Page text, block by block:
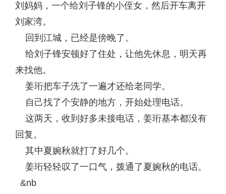
刘妈妈，一个给刘子锋的小侄女，然后开车离开
刘家湾。
回到江城，已经是傍晚了。
给刘子锋安顿好了住处，让他先休息，明天再
来找他。
姜珩把车子洗了一遍才还给老同学。
自己找了个安静的地方，开始处理电话。
这两天，收到好多未接电话，姜珩基本都没有
回复。
其中夏婉秋就打了好几个。
姜珩轻轻叹了一口气，拨通了夏婉秋的电话。
&nb